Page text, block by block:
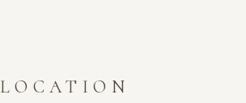
LOCATION